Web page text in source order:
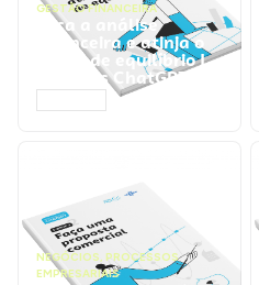
GESTÃO FINANCEIRA
Faça a análise
financeira e atinja o
ponto de equilíbrio |
Prompts ChatGPT
NEGÓCIOS, PROCESSOS
EMPRESARIAIS